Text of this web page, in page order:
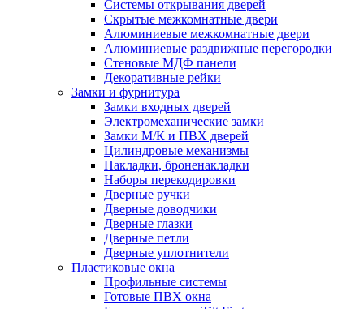
Системы открывания дверей
Скрытые межкомнатные двери
Алюминиевые межкомнатные двери
Алюминиевые раздвижные перегородки
Стеновые МДФ панели
Декоративные рейки
Замки и фурнитура
Замки входных дверей
Электромеханические замки
Замки М/К и ПВХ дверей
Цилиндровые механизмы
Накладки, броненакладки
Наборы перекодировки
Дверные ручки
Дверные доводчики
Дверные глазки
Дверные петли
Дверные уплотнители
Пластиковые окна
Профильные системы
Готовые ПВХ окна